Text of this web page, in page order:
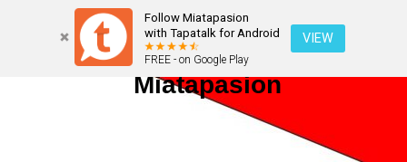
Follow Miatapasion
with Tapatalk for Android
FREE - on Google Play
VIEW
Miatapasion